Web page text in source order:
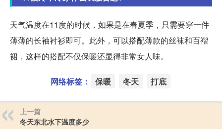
天气温度在11度的时候，如果是在春夏季，只需要穿一件
薄薄的长袖衬衫即可。此外，可以搭配薄款的丝袜和百褶
裙，这样的搭配不仅保暖还显得非常女人味。
网络标签： 保暖 冬天 打底
上一篇
冬天东北水下温度多少